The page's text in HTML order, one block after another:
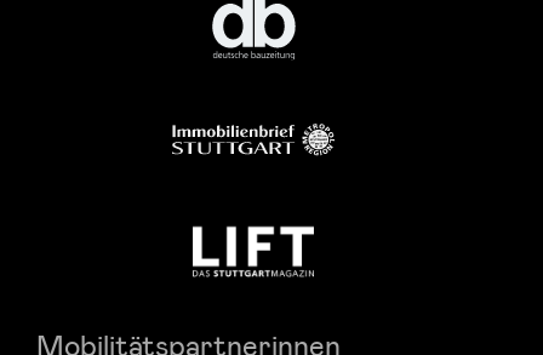
Mobilitätspartnerinnen